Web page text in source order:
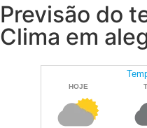
Previsão do
Clima em